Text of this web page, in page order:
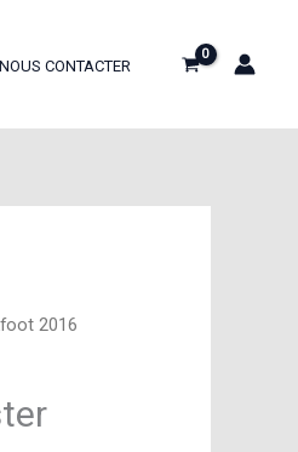
NOUS CONTACTER
2016